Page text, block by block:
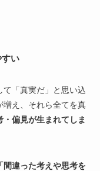
すい
て「真実だ」と思い込
増え、それら全てを真
・偏見が生まれてしま
間違った考えや思考を